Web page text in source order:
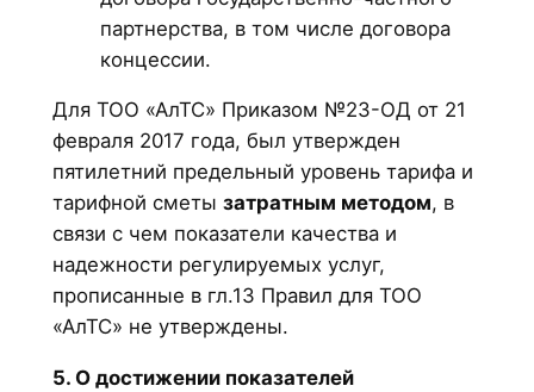
партнерства, в том числе договора
концессии.
Для ТОО «АлТС» Приказом №23-ОД от 21
февраля 2017 года, был утвержден
пятилетний предельный уровень тарифа и
тарифной сметы затратным методом, в
связи с чем показатели качества и
надежности регулируемых услуг,
прописанные в гл.13 Правил для ТОО
«АлТС» не утверждены.
5. О достижении показателей